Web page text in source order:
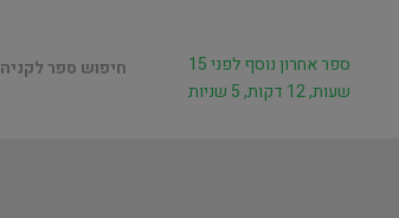
חיפוש ספר לקניה
ספר אחרון נוסף לפני 15
שעות, 12 דקות, 5 שניות